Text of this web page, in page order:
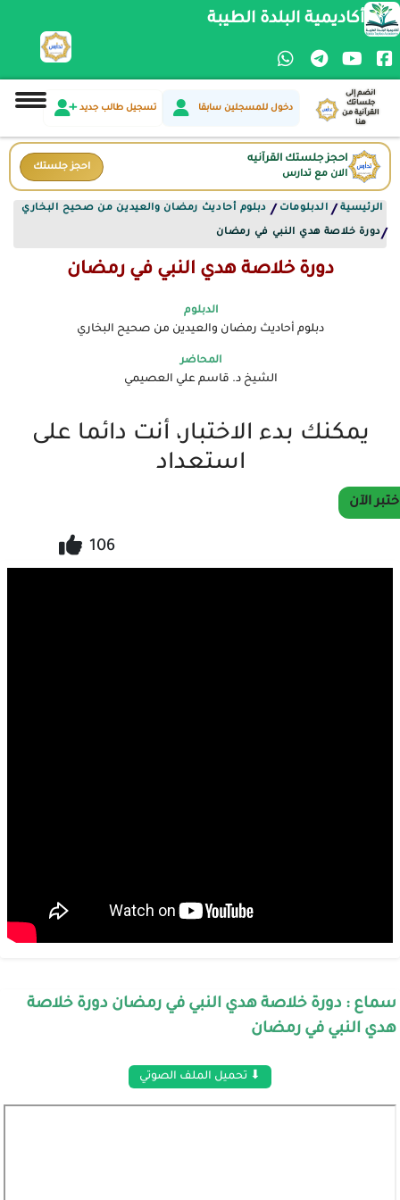
أكاديمية البلدة الطيبة
دخول للمسجلين سابقا تسجيل طالب جديد
انضم إلى
جلساتك
القرآنية من
هنا
احجز جلستك القرآنيه
الان مع تدارس
احجز جلستك
الرئيسية / الدبلومات / دبلوم أحاديث رمضان والعيدين من صحيح البخاري
/دورة خلاصة هدي النبي في رمضان
دورة خلاصة هدي النبي في رمضان
الدبلوم
دبلوم أحاديث رمضان والعيدين من صحيح البخاري
المحاضر
الشيخ د. قاسم علي العصيمي
يمكنك بدء الاختبار، أنت دائما على
استعداد
الآن
106
سماع : دورة خلاصة هدي النبي في رمضان دورة خلاصة
هدي النبي في رمضان
⬇ تحميل الملف الصوتي